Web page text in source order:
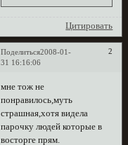
Цитировать
Поделиться 2
2008-01-
31 16:16:06
мне тож не
понравилось,муть
страшная,хотя видела
парочку людей которые в
восторге прям.